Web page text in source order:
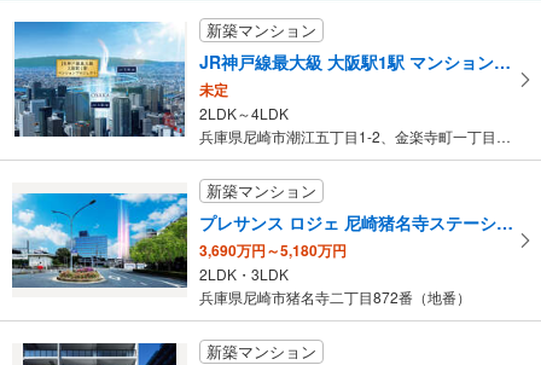
新築マンション
JR神戸線最大級 大阪駅1駅 マンションプロジェクト
未定
2LDK～4LDK
兵庫県尼崎市潮江五丁目1-2、金楽寺町一丁目2-1（地番）
新築マンション
プレサンス ロジェ 尼崎猪名寺ステーションステージ
3,690万円～5,180万円
2LDK・3LDK
兵庫県尼崎市猪名寺二丁目872番（地番）
新築マンション